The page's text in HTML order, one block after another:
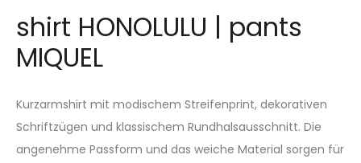
shirt HONOLULU | pants
MIQUEL
Kurzarmshirt mit modischem Streifenprint, dekorativen
Schriftzügen und klassischem Rundhalsausschnitt. Die
angenehme Passform und das weiche Material sorgen für